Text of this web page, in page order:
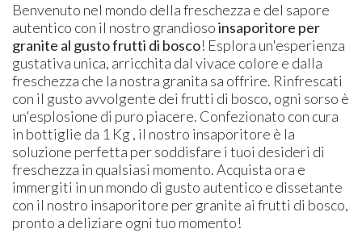
Benvenuto nel mondo della freschezza e del sapore
autentico con il nostro grandiosoinsaporitore per
granite al gusto frutti di bosco! Esplora un'esperienza
gustativa unica, arricchita dal vivace colore e dalla
freschezza che la nostra granita sa offrire. Rinfrescati
con il gusto avvolgente dei frutti di bosco, ogni sorso è
un'esplosione di puro piacere. Confezionato con cura
in bottiglie da 1 Kg , il nostro insaporitore è la
soluzione perfetta per soddisfare i tuoi desideri di
freschezza in qualsiasi momento. Acquista ora e
immergiti in un mondo di gusto autentico e dissetante
con il nostro insaporitore per granite ai frutti di bosco,
pronto a deliziare ogni tuo momento!